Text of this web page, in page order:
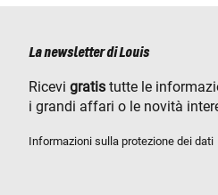
La newsletter di Louis
Ricevi gratis tutte le
i grandi affari o le novità
Informazioni sulla protezione dei dati